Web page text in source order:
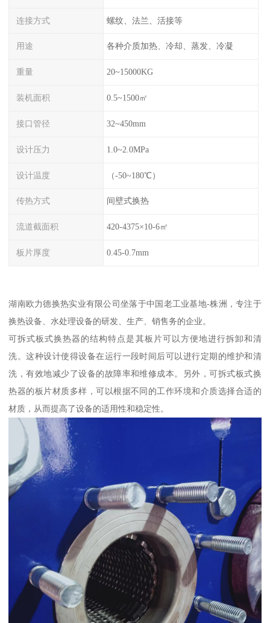
连接方式 螺纹、法兰、活接等
用途 各种介质加热、冷却、蒸发、冷凝
重量 20~15000KG
装机面积 0.5~1500㎡
接口管径 32~450mm
设计压力 1.0~2.0MPa
设计温度 （-50~180℃）
传热方式 间壁式换热
流道截面积 420-4375×10-6㎡
板片厚度 0.45-0.7mm
湖南欧力德换热实业有限公司坐落于中国老工业基地-株洲，专注于
换热设备、水处理设备的研发、生产、销售务的企业。
可拆式板式换热器的结构特点是其板片可以方便地进行拆卸和清
洗。这种设计使得设备在运行一段时间后可以进行定期的维护和清
洗，有效地减少了设备的故障率和维修成本。另外，可拆式板式换
热器的板片材质多样，可以根据不同的工作环境和介质选择合适的
材质，从而提高了设备的适用性和稳定性。